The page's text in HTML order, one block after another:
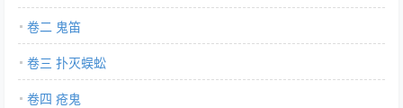
卷二 鬼笛
卷三 扑灭蜈蚣
卷四 疮鬼